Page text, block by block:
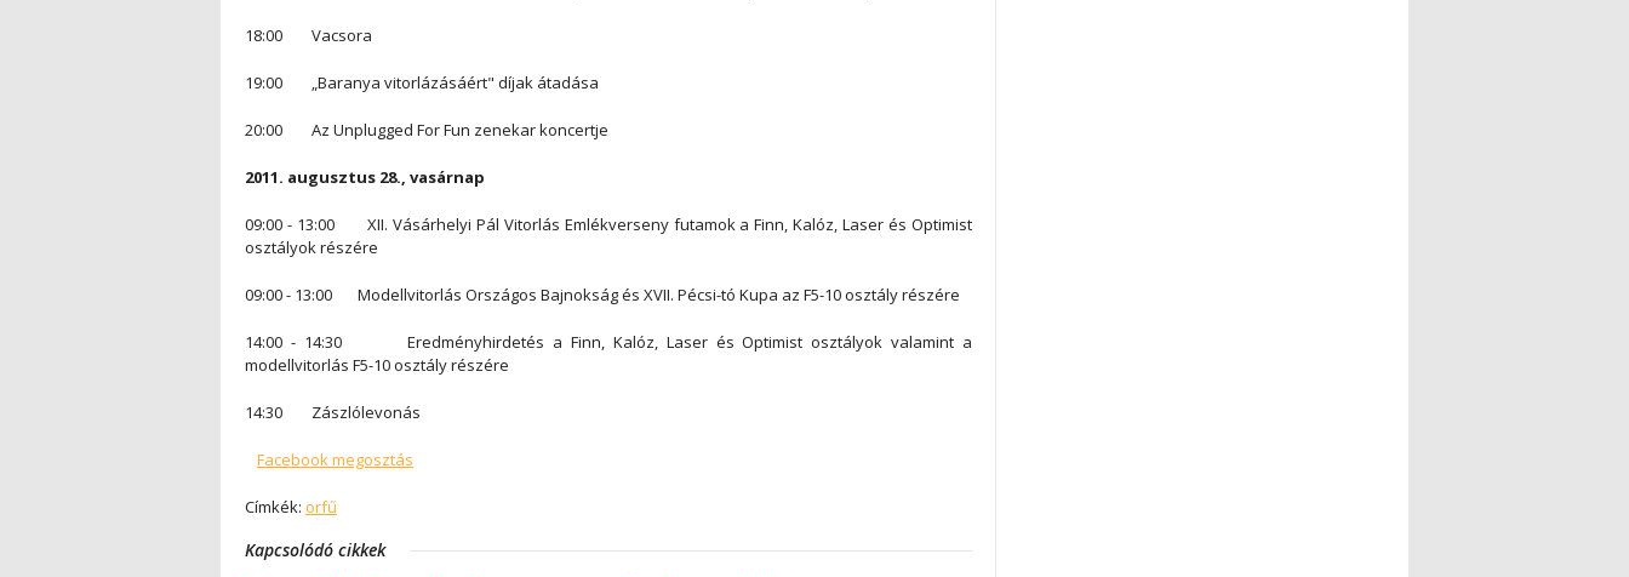
18:00 Vacsora
19:00 „Baranya vitorlázásáért" díjak átadása
20:00 Az Unplugged For Fun zenekar koncertje
2011. augusztus 28., vasárnap
09:00 - 13:00 XII. Vásárhelyi Pál Vitorlás Emlékverseny futamok a Finn, Kalóz, Laser és Optimist
osztályok részére
09:00 - 13:00 Modellvitorlás Országos Bajnokság és XVII. Pécsi-tó Kupa az F5-10 osztály részére
14:00 - 14:30 Eredményhirdetés a Finn, Kalóz, Laser és Optimist osztályok valamint a
modellvitorlás F5-10 osztály részére
14:30 Zászlólevonás
Facebook megosztás
Címkék: orfű
Kapcsolódó cikkek